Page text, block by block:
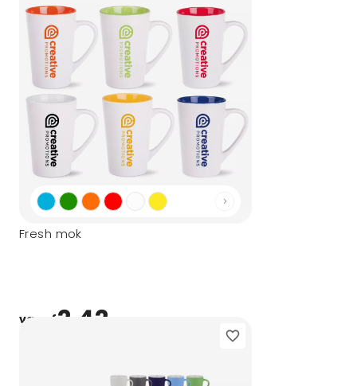
Fresh mok
vanaf2,42